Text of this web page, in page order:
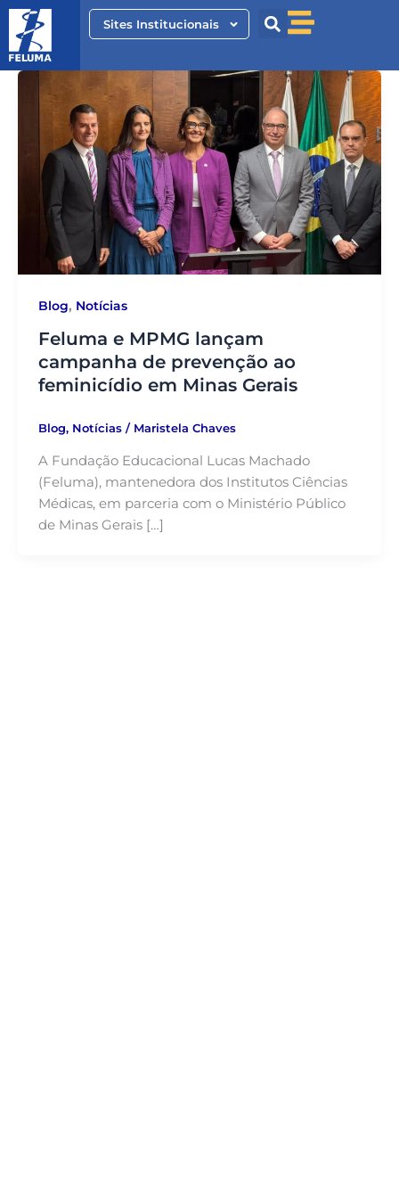
para
conteúdo
Sites Institucionais
Blog, Notícias
Feluma e MPMG lançam
campanha de prevenção ao
feminicídio em Minas Gerais
Blog, Notícias/ Maristela Chaves
A Fundação Educacional Lucas Machado
(Feluma), mantenedora dos Institutos Ciências
Médicas, em parceria com o Ministério Público
de Minas Gerais […]